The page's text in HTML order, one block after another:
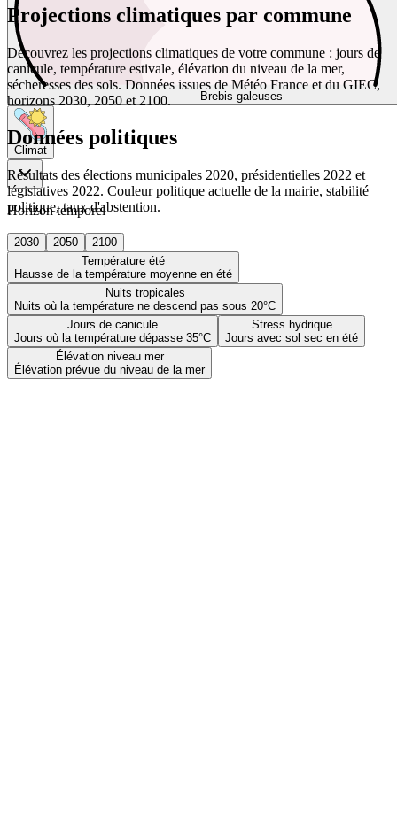
Brebis galeuses
Climat
Horizon temporel
2030 2050
2100
Température été
Hausse de la température moyenne en été
Nuits tropicales
Nuits où la température ne descend pas sous 20°C
Jours de canicule
Jours où la température dépasse 35°C
Stress hydrique
Jours avec sol sec en été
Élévation niveau mer
Élévation prévue du niveau de la mer
Projections climatiques par commune
Découvrez les projections climatiques de votre commune : jours de
canicule, température estivale, élévation du niveau de la mer,
sécheresses des sols. Données issues de Météo France et du GIEC,
horizons 2030, 2050 et 2100.
Données politiques
Résultats des élections municipales 2020, présidentielles 2022 et
législatives 2022. Couleur politique actuelle de la mairie, stabilité
politique, taux d'abstention.